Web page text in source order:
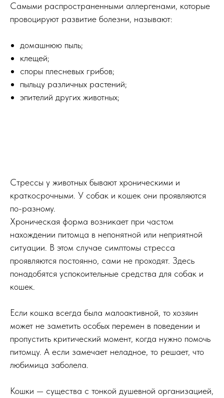
Самыми распространенными аллергенами, которые
провоцируют развитие болезни, называют:
домашнюю пыль;
клещей;
споры плесневых грибов;
пыльцу различных растений;
эпителий других животных;
Стрессы у животных бывают хроническими и
краткосрочными. У собак и кошек они проявляются
по-разному.
Хроническая форма возникает при частом
нахождении питомца в непонятной или неприятной
ситуации. В этом случае симптомы стресса
проявляются постоянно, сами не проходят. Здесь
понадобятся успокоительные средства для собак и
кошек.
Если кошка всегда была малоактивной, то хозяин
может не заметить особых перемен в поведении и
пропустить критический момент, когда нужно помочь
питомцу. А если замечает неладное, то решает, что
любимица заболела.
Кошки — существа с тонкой душевной организацией,